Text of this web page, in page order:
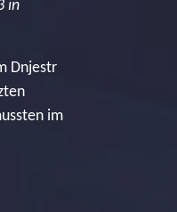
in
Dnjestr
im